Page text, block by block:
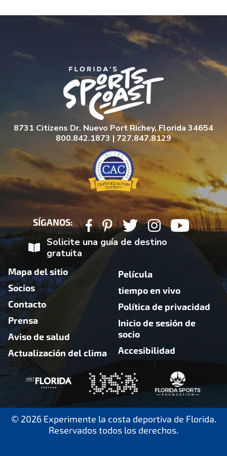
8731 Citizens Dr. Nuevo Port Richey, Florida 34654
800.842.1873 | 727.847.8129
SÍGANOS:
Solicite una guía de destino
gratuita
Mapa del sitio
Socios
Contacto
Prensa
Aviso de salud
Actualización del clima
Película
tiempo en vivo
Política de privacidad
Inicio de sesión de
socio
Accesibilidad
© 2026 Experimente la costa deportiva de Florida.
Reservados todos los derechos.